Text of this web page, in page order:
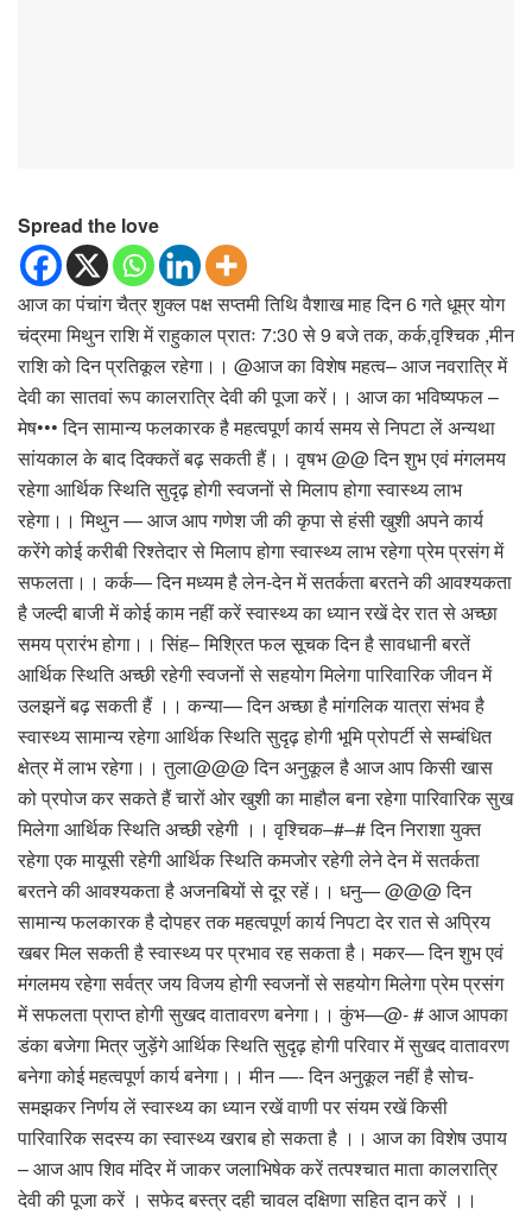
Spread the love
आज का पंचांग चैत्र शुक्ल पक्ष सप्तमी तिथि वैशाख माह दिन 6 गते धूम्र योग
चंद्रमा मिथुन राशि में राहुकाल प्रातः 7:30 से 9 बजे तक, कर्क,वृश्चिक ,मीन
राशि को दिन प्रतिकूल रहेगा।। @आज का विशेष महत्व– आज नवरात्रि में
देवी का सातवां रूप कालरात्रि देवी की पूजा करें।। आज का भविष्यफल –
मेष••• दिन सामान्य फलकारक है महत्वपूर्ण कार्य समय से निपटा लें अन्यथा
सांयकाल के बाद दिक्कतें बढ़ सकती हैं।। वृषभ @@ दिन शुभ एवं मंगलमय
रहेगा आर्थिक स्थिति सुदृढ़ होगी स्वजनों से मिलाप होगा स्वास्थ्य लाभ
रहेगा।। मिथुन — आज आप गणेश जी की कृपा से हंसी खुशी अपने कार्य
करेंगे कोई करीबी रिश्तेदार से मिलाप होगा स्वास्थ्य लाभ रहेगा प्रेम प्रसंग में
सफलता।। कर्क— दिन मध्यम है लेन-देन में सतर्कता बरतने की आवश्यकता
है जल्दी बाजी में कोई काम नहीं करें स्वास्थ्य का ध्यान रखें देर रात से अच्छा
समय प्रारंभ होगा।। सिंह– मिश्रित फल सूचक दिन है सावधानी बरतें
आर्थिक स्थिति अच्छी रहेगी स्वजनों से सहयोग मिलेगा पारिवारिक जीवन में
उलझनें बढ़ सकती हैं ।। कन्या— दिन अच्छा है मांगलिक यात्रा संभव है
स्वास्थ्य सामान्य रहेगा आर्थिक स्थिति सुदृढ़ होगी भूमि प्रोपर्टी से सम्बंधित
क्षेत्र में लाभ रहेगा।। तुला@@@ दिन अनुकूल है आज आप किसी खास
को प्रपोज कर सकते हैं चारों ओर खुशी का माहौल बना रहेगा पारिवारिक सुख
मिलेगा आर्थिक स्थिति अच्छी रहेगी ।। वृश्चिक–#–# दिन निराशा युक्त
रहेगा एक मायूसी रहेगी आर्थिक स्थिति कमजोर रहेगी लेने देन में सतर्कता
बरतने की आवश्यकता है अजनबियों से दूर रहें।। धनु— @@@ दिन
सामान्य फलकारक है दोपहर तक महत्वपूर्ण कार्य निपटा देर रात से अप्रिय
खबर मिल सकती है स्वास्थ्य पर प्रभाव रह सकता है। मकर— दिन शुभ एवं
मंगलमय रहेगा सर्वत्र जय विजय होगी स्वजनों से सहयोग मिलेगा प्रेम प्रसंग
में सफलता प्राप्त होगी सुखद वातावरण बनेगा।। कुंभ—@- # आज आपका
डंका बजेगा मित्र जुड़ेंगे आर्थिक स्थिति सुदृढ़ होगी परिवार में सुखद वातावरण
बनेगा कोई महत्वपूर्ण कार्य बनेगा।। मीन —- दिन अनुकूल नहीं है सोच-
समझकर निर्णय लें स्वास्थ्य का ध्यान रखें वाणी पर संयम रखें किसी
पारिवारिक सदस्य का स्वास्थ्य खराब हो सकता है ।। आज का विशेष उपाय
– आज आप शिव मंदिर में जाकर जलाभिषेक करें तत्पश्चात माता कालरात्रि
देवी की पूजा करें । सफेद बस्त्र दही चावल दक्षिणा सहित दान करें ।।